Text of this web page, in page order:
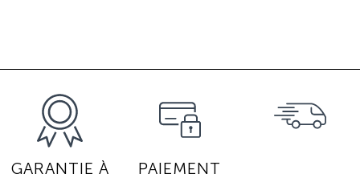
GARANTIE À
PAIEMENT